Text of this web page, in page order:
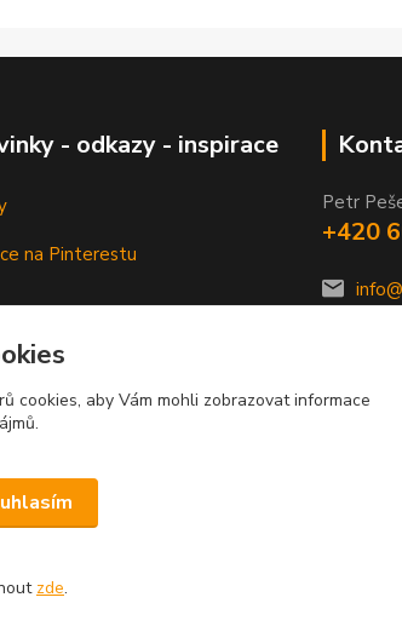
- odkazy - inspirace
na Pinterestu
Petr
+420
cookies, aby Vám mohli zobrazovat informace
zde.